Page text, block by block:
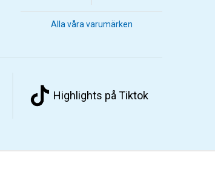
Alla våra varumärken
Highlights på Tiktok